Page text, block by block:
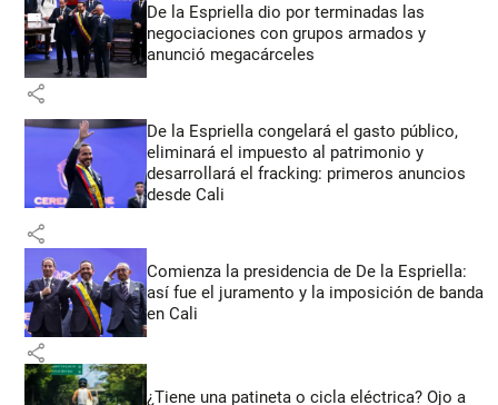
De la Espriella dio por terminadas las
negociaciones con grupos armados y
anunció megacárceles
share
De la Espriella congelará el gasto público,
eliminará el impuesto al patrimonio y
desarrollará el fracking: primeros anuncios
desde Cali
share
Comienza la presidencia de De la Espriella:
así fue el juramento y la imposición de banda
en Cali
share
¿Tiene una patineta o cicla eléctrica? Ojo a